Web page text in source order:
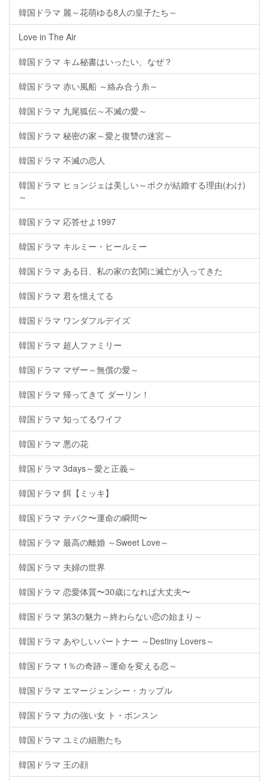
韓国ドラマ 麗～花萌ゆる8人の皇子たち～
Love in The Air
韓国ドラマ キム秘書はいったい、なぜ？
韓国ドラマ 赤い風船 ～絡み合う糸～
韓国ドラマ 九尾狐伝～不滅の愛～
韓国ドラマ 秘密の家～愛と復讐の迷宮～
韓国ドラマ 不滅の恋人
韓国ドラマ ヒョンジェは美しい～ボクが結婚する理由(わけ)
～
韓国ドラマ 応答せよ1997
韓国ドラマ キルミー・ヒールミー
韓国ドラマ ある日、私の家の玄関に滅亡が入ってきた
韓国ドラマ 君を憶えてる
韓国ドラマ ワンダフルデイズ
韓国ドラマ 超人ファミリー
韓国ドラマ マザー～無償の愛～
韓国ドラマ 帰ってきて ダーリン！
韓国ドラマ 知ってるワイフ
韓国ドラマ 悪の花
韓国ドラマ 3days～愛と正義～
韓国ドラマ 餌【ミッキ】
韓国ドラマ テバク〜運命の瞬間〜
韓国ドラマ 最高の離婚 ～Sweet Love～
韓国ドラマ 夫婦の世界
韓国ドラマ 恋愛体質〜30歳になれば大丈夫〜
韓国ドラマ 第3の魅力～終わらない恋の始まり～
韓国ドラマ あやしいパートナー ～Destiny Lovers～
韓国ドラマ 1％の奇跡～運命を変える恋～
韓国ドラマ エマージェンシー・カップル
韓国ドラマ 力の強い女 ト・ボンスン
韓国ドラマ ユミの細胞たち
韓国ドラマ 王の顔